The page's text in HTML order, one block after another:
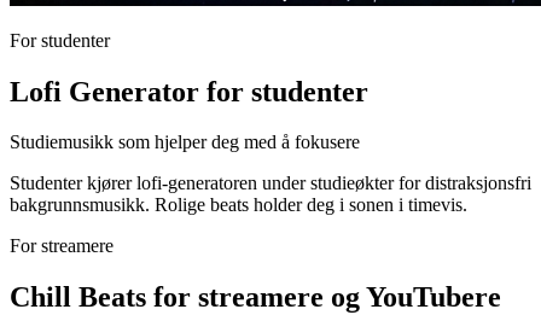
For studenter
Lofi Generator for studenter
Studiemusikk som hjelper deg med å fokusere
Studenter kjører lofi-generatoren under studieøkter for distraksjonsfri
bakgrunnsmusikk. Rolige beats holder deg i sonen i timevis.
For streamere
Chill Beats for streamere og YouTubere